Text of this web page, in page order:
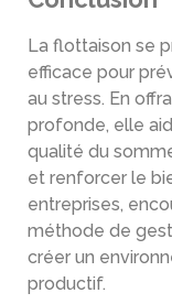
La flottaison se
efficace pour
au stress. En
profonde, elle
qualité du
et renforcer le
entreprises,
méthode de
créer un
productif.